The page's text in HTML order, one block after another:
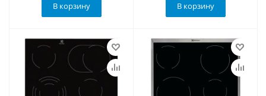
В корзину В корзину